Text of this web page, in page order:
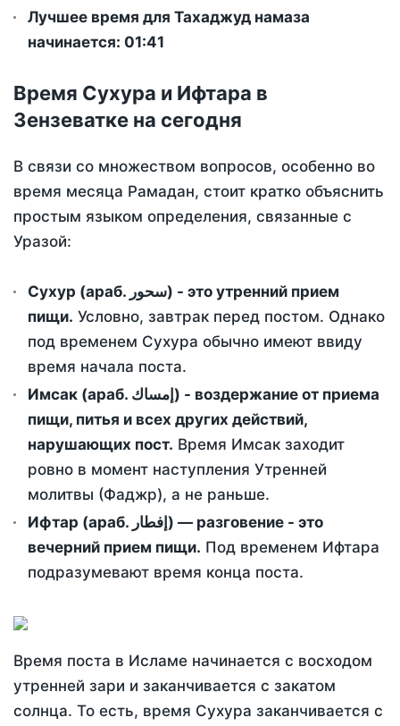
Лучшее время для Тахаджуд намаза
начинается: 01:41
Время Сухура и Ифтара в
Зензеватке на сегодня
В связи со множеством вопросов, особенно во
время месяца Рамадан, стоит кратко объяснить
простым языком определения, связанные с
Уразой:
Сухур (араб. سحور) - это утренний прием
пищи. Условно, завтрак перед постом. Однако
под временем Сухура обычно имеют ввиду
время начала поста.
Имсак (араб. إمساك) - воздержание от приема
пищи, питья и всех других действий,
нарушающих пост. Время Имсак заходит
ровно в момент наступления Утренней
молитвы (Фаджр), а не раньше.
Ифтар (араб. إفطار) — разговение - это
вечерний прием пищи. Под временем Ифтара
подразумевают время конца поста.
Время поста в Исламе начинается с восходом
утренней зари и заканчивается с закатом
солнца. То есть, время Сухура заканчивается с